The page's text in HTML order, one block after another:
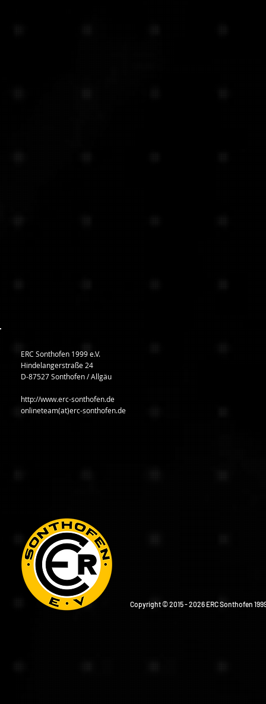
ERC Sonthofen 1999 e.V.
Hindelangerstraße 24
D-87527 Sonthofen / Allgäu
http://www.erc-sonthofen.de
onlineteam(at)erc-sonthofen.de
Copyright © 2015 - 2026 ERC Sonthofen